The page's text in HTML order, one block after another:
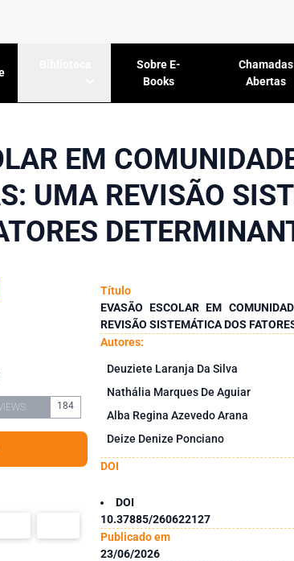
Sobre E-
Books
Chamadas
Abertas
EM
UMA REVISÃO
184
Título
EVASÃO ESCOLAR EM
REVISÃO SISTEMÁTICA DOS
Autores:
Deuziete Laranja Da Silva
Nathália Marques De Aguiar
Alba Regina Azevedo Arana
Deize Denize Ponciano
DOI
DOI
10.37885/260622127
Publicado em
23/06/2026